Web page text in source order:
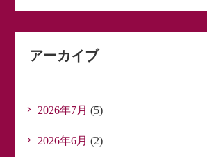
アーカイブ
2026年7月 (5)
2026年6月 (2)